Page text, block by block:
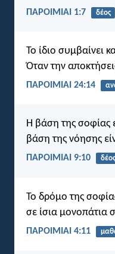
ΠΑΡΟΙΜΙΑΙ 1:7 δέος
Το ίδιο συμβαίνει
Όταν την
ΠΑΡΟΙΜΙΑΙ 24:14
Η βάση της σοφίας
βάση της νόησης
ΠΑΡΟΙΜΙΑΙ 9:10 δέος
Το δρόμο της
σε ίσια μονοπάτια
ΠΑΡΟΙΜΙΑΙ 4:11